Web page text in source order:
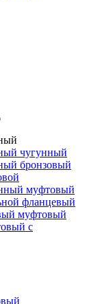
чугунный
бронзовый
муфтовый
фланцевый
муфтовый
с